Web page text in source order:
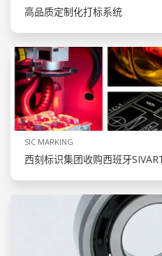
高品质定制化打标系统
SIC MARKING
西刻标识集团收购西班牙